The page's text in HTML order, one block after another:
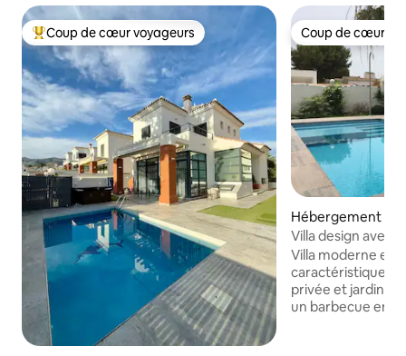
Coups de cœur voyageurs les plus appréciés
Coup de cœur voyageurs Coup de cœur
Coup de cœur
Hébergement ⋅
Villa design avec
300 m - Netflix
Villa moderne et
caractéristiques
privée et jardin et
un barbecue en